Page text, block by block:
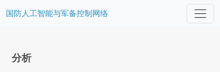
国防人工智能与军备控制网络
分析